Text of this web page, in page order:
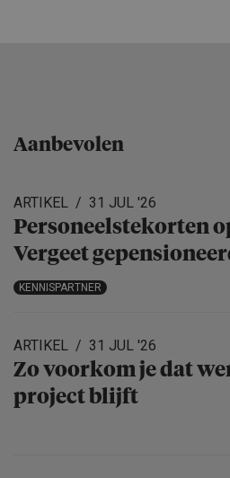
Aanbevolen
ARTIKEL 31 JUL '26
Personeels­te­korten
Vergeet
KENNISPARTNER
ARTIKEL 31 JUL '26
Zo voorkom je dat
project blijft